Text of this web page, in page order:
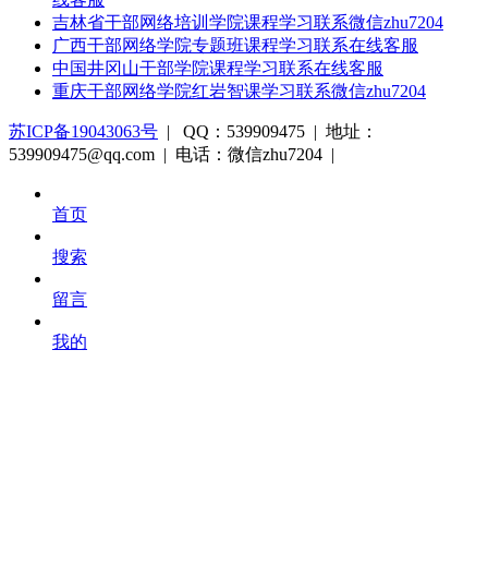
吉林省干部网络培训学院课程学习联系微信zhu7204
广西干部网络学院专题班课程学习联系在线客服
中国井冈山干部学院课程学习联系在线客服
重庆干部网络学院红岩智课学习联系微信zhu7204
苏ICP备19043063号 | QQ：539909475 | 地址：
539909475@qq.com | 电话：微信zhu7204 |
首页
搜索
留言
我的